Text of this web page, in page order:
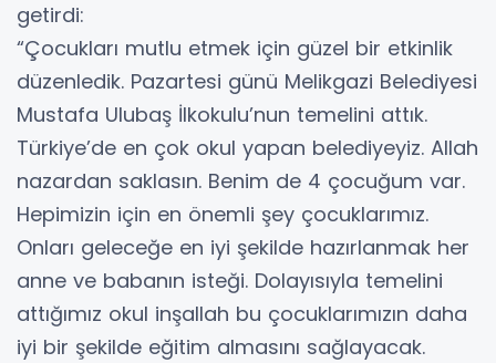
getirdi:
“Çocukları mutlu etmek için güzel bir etkinlik
düzenledik. Pazartesi günü Melikgazi Belediyesi
Mustafa Ulubaş İlkokulu’nun temelini attık.
Türkiye’de en çok okul yapan belediyeyiz. Allah
nazardan saklasın. Benim de 4 çocuğum var.
Hepimizin için en önemli şey çocuklarımız.
Onları geleceğe en iyi şekilde hazırlanmak her
anne ve babanın isteği. Dolayısıyla temelini
attığımız okul inşallah bu çocuklarımızın daha
iyi bir şekilde eğitim almasını sağlayacak.